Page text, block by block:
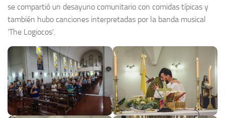
se compartió un desayuno comunitario con comidas típicas y
también hubo canciones interpretadas por la banda musical
‘The Logiocos’.